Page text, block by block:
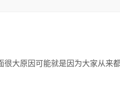
大原因可能就是因为大家从来